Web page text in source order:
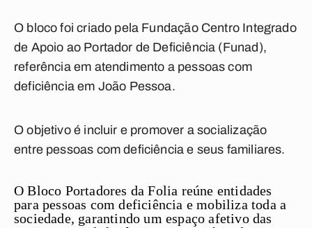
O bloco foi criado pela Fundação Centro Integrado
de Apoio ao Portador de Deficiência (Funad),
referência em atendimento a pessoas com
deficiência em João Pessoa.
O objetivo é incluir e promover a socialização
entre pessoas com deficiência e seus familiares.
O Bloco Portadores da Folia reúne entidades
para pessoas com deficiência e mobiliza toda a
sociedade, garantindo um espaço afetivo das